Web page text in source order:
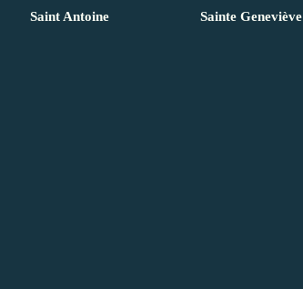
Saint Antoine Sainte Geneviève